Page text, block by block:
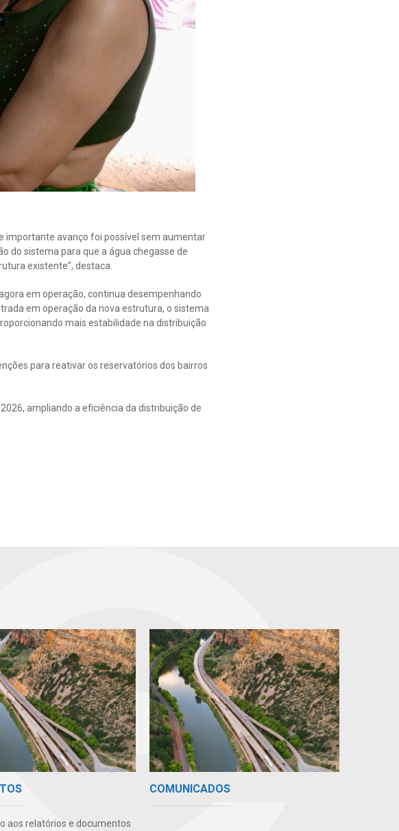
importante avanço foi possível sem aumentar
do sistema para que a água chegasse de
existente”, destaca.
em operação, continua desempenhando
em operação da nova estrutura, o sistema
mais estabilidade na distribuição
para reativar os reservatórios dos bairros
ampliando a eficiência da distribuição de
aos relatórios e documentos
COMUNICADOS